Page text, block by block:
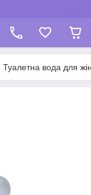
Туалетна вода для